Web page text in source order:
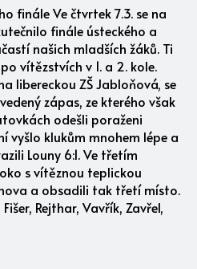
finále Ve čtvrtek 7.3. se na
finále ústeckého a
našich mladších žáků. Ti
vítězstvích v 1. a 2. kole.
libereckou ZŠ Jabloňová, se
zápas, ze kterého však
odešli poraženi
vyšlo klukům mnohem lépe a
Louny 6:1. Ve třetím
s vítěznou teplickou
a obsadili tak třetí místo.
Rejthar, Vavřík, Zavřel,